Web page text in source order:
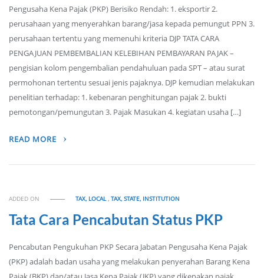
Pengusaha Kena Pajak (PKP) Berisiko Rendah: 1. eksportir 2.
perusahaan yang menyerahkan barang/jasa kepada pemungut PPN 3.
perusahaan tertentu yang memenuhi kriteria DJP TATA CARA
PENGAJUAN PEMBEMBALIAN KELEBIHAN PEMBAYARAN PAJAK –
pengisian kolom pengembalian pendahuluan pada SPT – atau surat
permohonan tertentu sesuai jenis pajaknya. DJP kemudian melakukan
penelitian terhadap: 1. kebenaran penghitungan pajak 2. bukti
pemotongan/pemungutan 3. Pajak Masukan 4. kegiatan usaha […]
READ MORE
ADDED ON TAX, LOCAL,TAX, STATE, INSTITUTION
Tata Cara Pencabutan Status PKP
Pencabutan Pengukuhan PKP Secara Jabatan Pengusaha Kena Pajak
(PKP) adalah badan usaha yang melakukan penyerahan Barang Kena